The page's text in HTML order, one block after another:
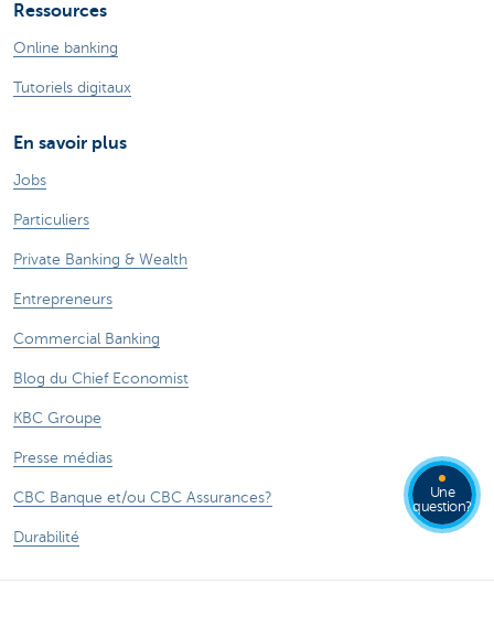
Ressources
Online banking
Tutoriels digitaux
En savoir plus
Jobs
Particuliers
Private Banking & Wealth
Entrepreneurs
Commercial Banking
Blog du Chief Economist
KBC Groupe
Presse médias
CBC Banque et/ou CBC Assurances?
Durabilité
Une
question?